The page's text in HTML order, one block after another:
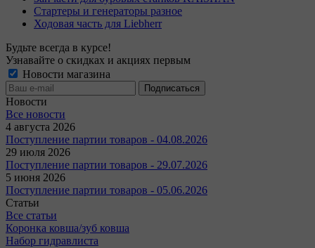
Стартеры и генераторы разное
Ходовая часть для Liebherr
Будьте всегда в курсе!
Узнавайте о скидках и акциях первым
Новости магазина
Новости
Все новости
4 августа 2026
Поступление партии товаров - 04.08.2026
29 июля 2026
Поступление партии товаров - 29.07.2026
5 июня 2026
Поступление партии товаров - 05.06.2026
Статьи
Все статьи
Коронка ковша/зуб ковша
Набор гидравлиста